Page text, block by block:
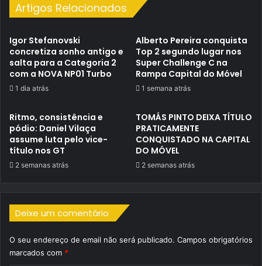
Artigos Relacionados
Igor Stefanovski
concretiza sonho antigo e
salta para a Categoria 2
com a NOVA NP01 Turbo
1 dia atrás
Alberto Pereira conquista
Top 2 segundo lugar nos
Super Challenge C na
Rampa Capital do Móvel
1 semana atrás
Ritmo, consistência e
pódio: Daniel Vilaça
assume luta pelo vice-
título nos GT
2 semanas atrás
TOMÁS PINTO DEIXA TÍTULO
PRATICAMENTE
CONQUISTADO NA CAPITAL
DO MÓVEL
2 semanas atrás
Deixe um comentário
O seu endereço de email não será publicado. Campos obrigatórios
marcados com *